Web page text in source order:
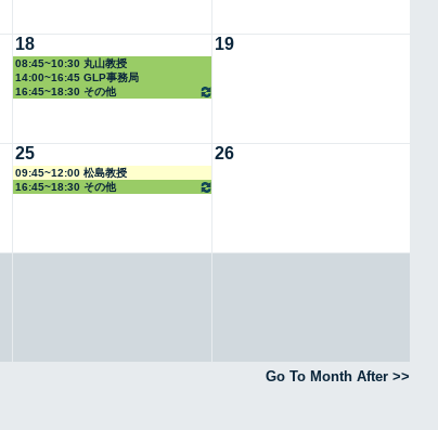
18
08:45~10:30 丸山教授
14:00~16:45 GLP事務局
16:45~18:30 その他
19
25
09:45~12:00 松島教授
16:45~18:30 その他
26
Go To Month After >>